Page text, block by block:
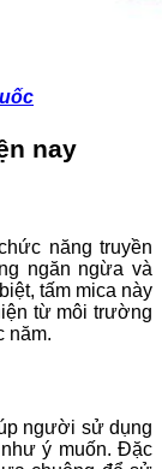
nay
năng truyền
ngăn ngừa và
tấm mica này
từ môi trường
năm.
người sử dụng
ý muốn. Đặc